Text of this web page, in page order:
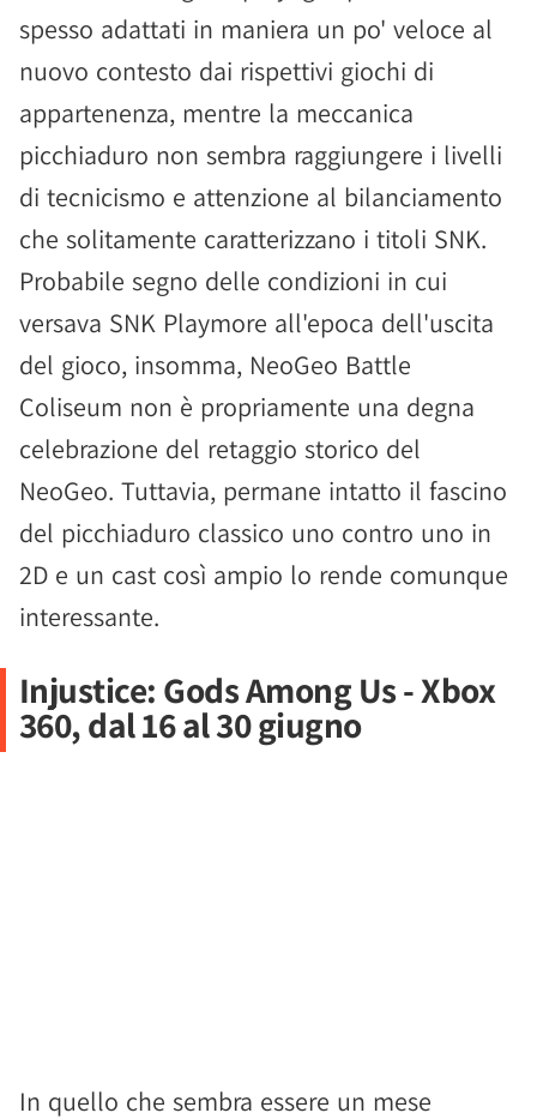
spesso adattati in maniera un po' veloce al
nuovo contesto dai rispettivi giochi di
appartenenza, mentre la meccanica
picchiaduro non sembra raggiungere i livelli
di tecnicismo e attenzione al bilanciamento
che solitamente caratterizzano i titoli SNK.
Probabile segno delle condizioni in cui
versava SNK Playmore all'epoca dell'uscita
del gioco, insomma, NeoGeo Battle
Coliseum non è propriamente una degna
celebrazione del retaggio storico del
NeoGeo. Tuttavia, permane intatto il fascino
del picchiaduro classico uno contro uno in
2D e un cast così ampio lo rende comunque
interessante.
Injustice: Gods Among Us - Xbox
360, dal 16 al 30 giugno
In quello che sembra essere un mese